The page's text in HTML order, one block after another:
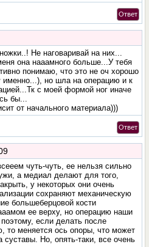
Ответ
Не наговаривай на них...
она нааамного больше...У тебя
понимаю, что это не оч хорошо
но шла на операцию и к
с моей формой ног иначе
бы...
от начального материала)))
Ответ
чуть-чуть, ее нельзя сильно
а медиал делают для того,
у некоторых они очень
сохраняют механическую
большеберцовой кости
ее верху, но операцию наши
если делать после
то меняется ось опоры, что может
суставы. Но, опять-таки, все очень